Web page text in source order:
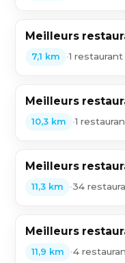
Meilleurs
7,1 km •1 restaurant
Meilleurs
10,3 km •1
Meilleurs
11,3 km •34
Meilleurs
11,9 km •4